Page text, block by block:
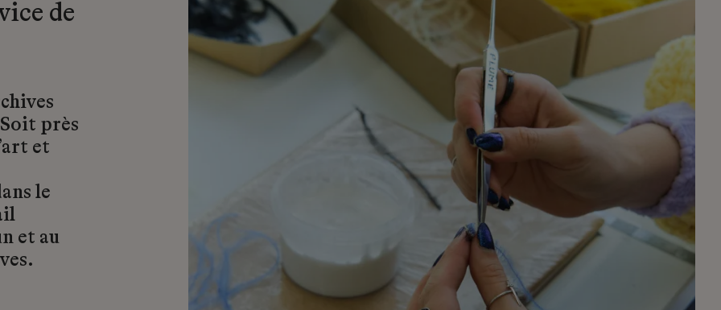
de
près
et
le
et au